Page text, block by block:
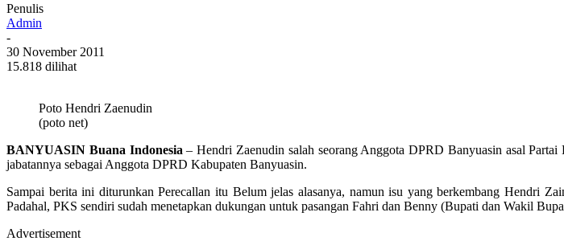
Penulis
Admin
-
30 November 2011
15.818 dilihat
Poto Hendri Zaenudin
(poto net)
BANYUASIN Buana Indonesia – Hendri Zaenudin salah seorang Anggota DPRD Banyuasin asal
jabatannya sebagai Anggota DPRD Kabupaten Banyuasin.
Sampai berita ini diturunkan Perecallan itu Belum jelas alasanya, namun isu yang berkembang Hendri
Padahal, PKS sendiri sudah menetapkan dukungan untuk pasangan Fahri dan Benny (Bupati dan Wakil
Advertisement